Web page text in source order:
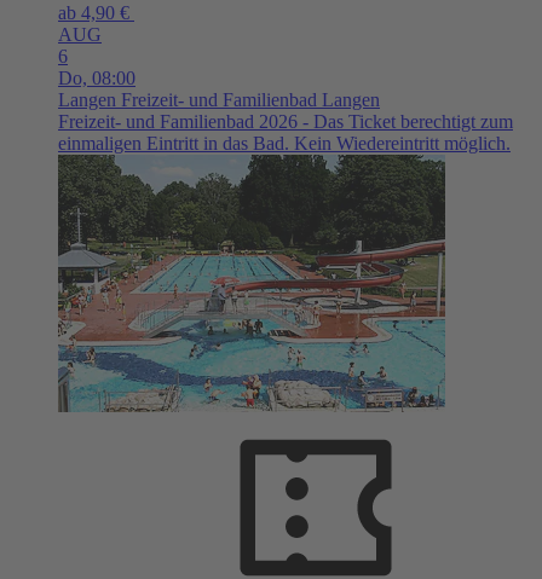
ab 4,90 €
AUG
6
Do, 08:00
Langen Freizeit- und Familienbad Langen
Freizeit- und Familienbad 2026 - Das Ticket berechtigt zum
einmaligen Eintritt in das Bad. Kein Wiedereintritt möglich.